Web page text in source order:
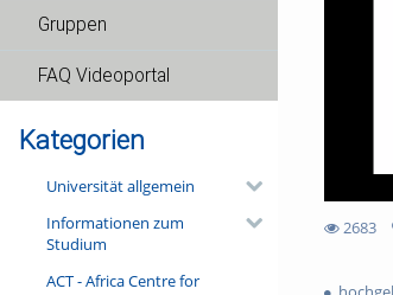
Gruppen
FAQ Videoportal
Kategorien
Universität allgemein
Informationen zum
Studium
ACT - Africa Centre for
2683
views